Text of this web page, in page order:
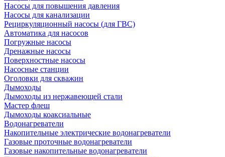
Насосы для повышения давления
Насосы для канализации
Рециркуляционный насосы (для ГВС)
Автоматика для насосов
Погружные насосы
Дренажные насосы
Поверхностные насосы
Насосные станции
Оголовки для скважин
Дымоходы
Дымоходы из нержавеющей стали
Мастер флеш
Дымоходы коаксиальные
Водонагреватели
Накопительные электрические водонагреватели
Газовые проточные водонагреватели
Газовые накопительные водонагреватели